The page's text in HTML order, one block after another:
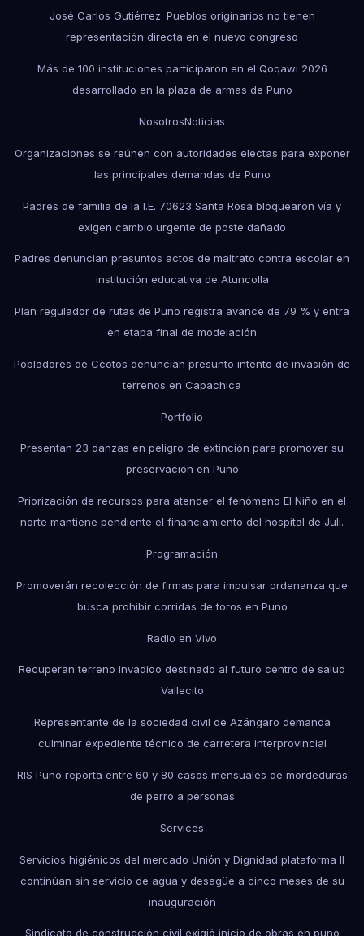
José Carlos Gutiérrez: Pueblos originarios no tienen
representación directa en el nuevo congreso
Más de 100 instituciones participaron en el Qoqawi 2026
desarrollado en la plaza de armas de Puno
NosotrosNoticias
Organizaciones se reúnen con autoridades electas para exponer
las principales demandas de Puno
Padres de familia de la I.E. 70623 Santa Rosa bloquearon vía y
exigen cambio urgente de poste dañado
Padres denuncian presuntos actos de maltrato contra escolar en
institución educativa de Atuncolla
Plan regulador de rutas de Puno registra avance de 79 % y entra
en etapa final de modelación
Pobladores de Ccotos denuncian presunto intento de invasión de
terrenos en Capachica
Portfolio
Presentan 23 danzas en peligro de extinción para promover su
preservación en Puno
Priorización de recursos para atender el fenómeno El Niño en el
norte mantiene pendiente el financiamiento del hospital de Juli.
Programación
Promoverán recolección de firmas para impulsar ordenanza que
busca prohibir corridas de toros en Puno
Radio en Vivo
Recuperan terreno invadido destinado al futuro centro de salud
Vallecito
Representante de la sociedad civil de Azángaro demanda
culminar expediente técnico de carretera interprovincial
RIS Puno reporta entre 60 y 80 casos mensuales de mordeduras
de perro a personas
Services
Servicios higiénicos del mercado Unión y Dignidad plataforma II
continúan sin servicio de agua y desagüe a cinco meses de su
inauguración
Sindicato de construcción civil exigió inicio de obras en puno